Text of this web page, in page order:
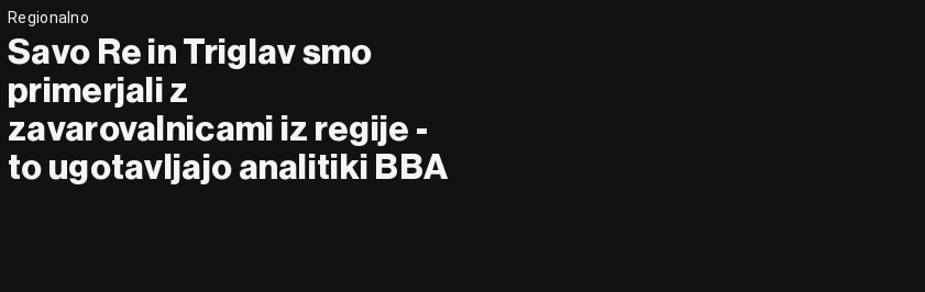
Regionalno
Savo Re in Triglav smo
primerjali z
zavarovalnicami iz regije -
to ugotavljajo analitiki BBA